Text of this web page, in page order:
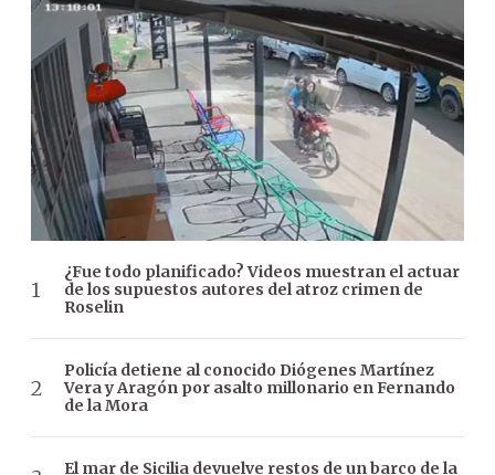
¿Fue todo planificado? Videos muestran el actuar
de los supuestos autores del atroz crimen de
Roselin
Policía detiene al conocido Diógenes Martínez
Vera y Aragón por asalto millonario en Fernando
de la Mora
El mar de Sicilia devuelve restos de un barco de la